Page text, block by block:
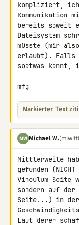
kompliziert, ich
Kommunikation
bereits soweit
Dateisystem
müsste (mir
erlaubt). Falls
soetwas kennt,
mfg
Markierten Text
MW Michael W.
Mittlerweile
gefunden
Vinculum Seite
sondern auf der
Seite...) in der
Laut derer